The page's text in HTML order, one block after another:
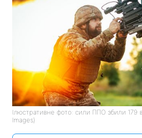
Ілюстративне фото: сили ППО збили 179
Images)